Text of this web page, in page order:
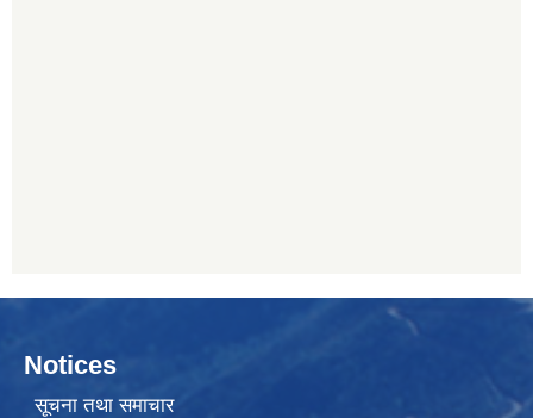
Notices
सूचना तथा समाचार